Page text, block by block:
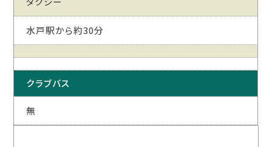
水戸駅から約30分
クラブバス
無